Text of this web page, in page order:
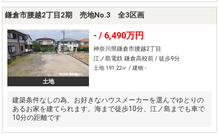
鎌倉市腰越2丁目2期 売地No.3 全3区画
土地
- / 6,490万円
神奈川県鎌倉市腰越2丁目
江ノ島電鉄 鎌倉高校前 / 徒歩9分
土地:191.22㎡ / 建物:-
建築条件なしの為、お好きなハウスメーカーを選んでゆとりの
あるお家を建てられます。海まで徒歩10分、江ノ島までも車で
10分の距離です